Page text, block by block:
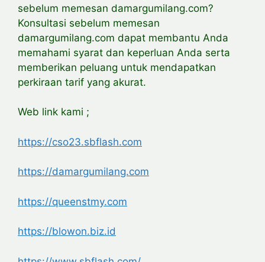
sebelum memesan damargumilang.com?
Konsultasi sebelum memesan
damargumilang.com dapat membantu Anda
memahami syarat dan keperluan Anda serta
memberikan peluang untuk mendapatkan
perkiraan tarif yang akurat.
Web link kami ;
https://cso23.sbflash.com
https://damargumilang.com
https://queenstmy.com
https://blowon.biz.id